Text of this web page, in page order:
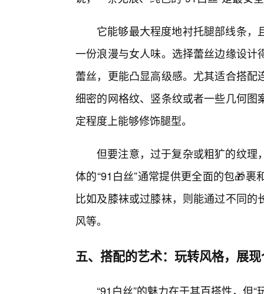
它能够最大程度地衬托腿部线条
一份浪漫与女人味。选择蕾丝边缘设
蕾丝，更能凸显高级感。尤其适合搭
细密的网格纹、竖条纹或者一些几何
定程度上能够修饰腿型。
但要注意，过于复杂或粗犷的纹理
体的“91白丝”通常提供更全面的包🎁
比如及膝袜或过膝袜，则能通过不同
风等。
五、搭配的艺术：玩转风格，展
“91白丝”的魅力在于其百搭性，但